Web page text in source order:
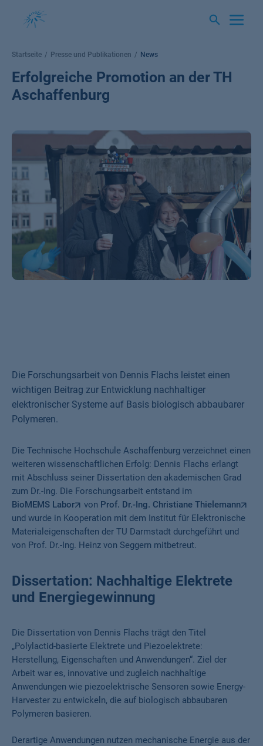
Startseite Presse und Publikationen News
Erfolgreiche Promotion an der TH
Aschaffenburg
Die Forschungsarbeit von Dennis Flachs leistet einen
wichtigen Beitrag zur Entwicklung nachhaltiger
elektronischer Systeme auf Basis biologisch abbaubarer
Polymeren.
Die Technische Hochschule Aschaffenburg verzeichnet einen
weiteren wissenschaftlichen Erfolg: Dennis Flachs erlangt
mit Abschluss seiner Dissertation den akademischen Grad
zum Dr.-Ing. Die Forschungsarbeit entstand im
BioMEMS Labor
von Prof. Dr.-Ing. Christiane Thielemann
und wurde in Kooperation mit dem Institut für Elektronische
Materialeigenschaften der TU Darmstadt durchgeführt und
von Prof. Dr.-Ing. Heinz von Seggern mitbetreut.
Dissertation: Nachhaltige Elektrete
und Energiegewinnung
Die Dissertation von Dennis Flachs trägt den Titel
„Polylactid-basierte Elektrete und Piezoelektrete:
Herstellung, Eigenschaften und Anwendungen“. Ziel der
Arbeit war es, innovative und zugleich nachhaltige
Anwendungen wie piezoelektrische Sensoren sowie Energy-
Harvester zu entwickeln, die auf biologisch abbaubaren
Polymeren basieren.
Derartige Anwendungen nutzen mechanische Energie aus der